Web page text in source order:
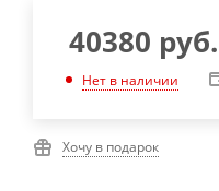
40380 руб.
Нет в наличии
Хочу в подарок